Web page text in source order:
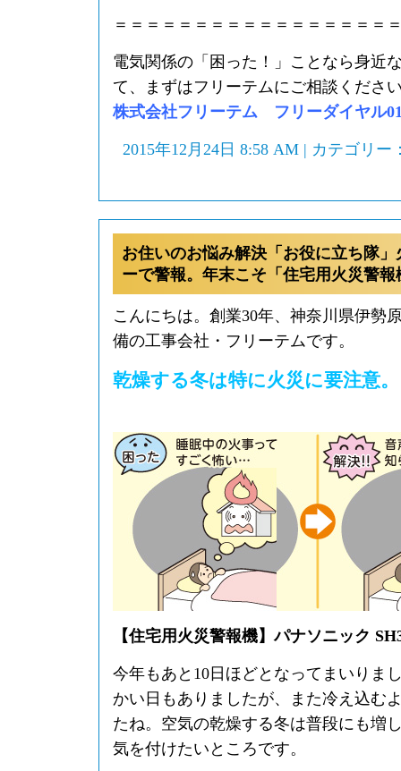
＝＝＝＝＝＝＝＝＝＝＝＝＝＝＝＝＝
電気関係の「困った！」ことなら身近
て、まずはフリーテムにご相談くださ
株式会社フリーテム フリーダイヤル
2015年12月24日 8:58 AM | カテゴリー
お住いのお悩み解決「お役に立ち隊
ーで警報。年末こそ「住宅用火災警
こんにちは。創業30年、神奈川県伊勢
備の工事会社・フリーテムです。
乾燥する冬は特に火災に要注意。
【住宅用火災警報機】パナソニック
今年もあと10日ほどとなってまいりま
かい日もありましたが、また冷え込む
たね。空気の乾燥する冬は普段にも増
気を付けたいところです。